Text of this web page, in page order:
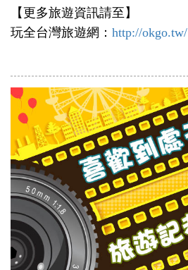
【更多旅遊資訊請至】
玩全台灣旅遊網： http://okgo.tw/